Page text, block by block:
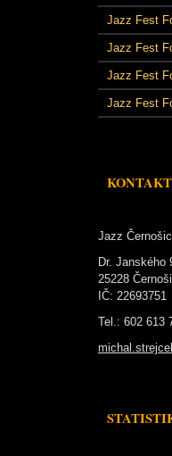
Jazz Fest
Jazz Fest
Jazz Fest
Jazz Fest
KONTAKT
Jazz
Dr. Janského
25228
IČ: 22693751
Tel.: 602 613